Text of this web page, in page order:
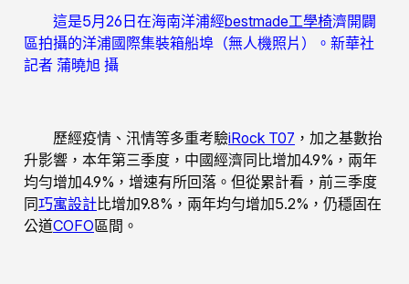
這是5月26日在海南洋浦經bestmade工學椅濟開闢
區拍攝的洋浦國際集裝箱船埠（無人機照片）。新華社
記者 蒲曉旭 攝
歷經疫情、汛情等多重考驗iRock T07 ，加之基數抬
升影響，本年第三季度，中國經濟同比增加4.9%，兩年
均勻增加4.9%，增速有所回落。但從累計看，前三季度
同巧寓設計比增加9.8%，兩年均勻增加5.2%，仍穩固在
公道COFO區間。